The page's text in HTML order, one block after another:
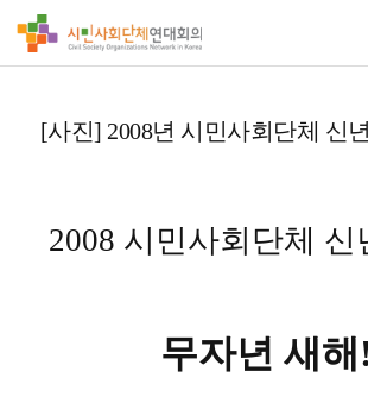
[사진] 2008년 시민사회단체 신
2008 시민사회단체 신
무자년 새해!